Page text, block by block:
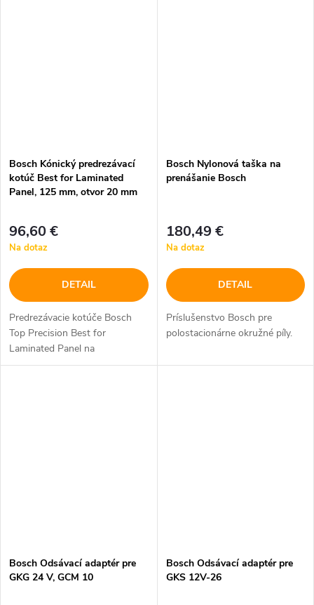
Bosch Kónický predrezávací
kotúč Best for Laminated
Panel, 125 mm, otvor 20 mm
96,60 €
Na dotaz
DETAIL
Predrezávacie kotúče Bosch
Top Precision Best for
Laminated Panel na
prirezávanie doskových
Bosch Nylonová taška na
prenášanie Bosch
180,49 €
Na dotaz
DETAIL
Príslušenstvo Bosch pre
polostacionárne okružné píly.
Bosch Odsávací adaptér pre
GKG 24 V, GCM 10
Bosch Odsávací adaptér pre
GKS 12V-26